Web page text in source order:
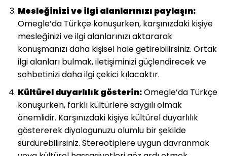
Mesleğinizi ve ilgi alanlarınızı paylaşın:
Omegle’da Türkçe konuşurken, karşınızdaki kişiye
mesleğinizi ve ilgi alanlarınızı aktararak
konuşmanızı daha kişisel hale getirebilirsiniz. Ortak
ilgi alanları bulmak, iletişiminizi güçlendirecek ve
sohbetinizi daha ilgi çekici kılacaktır.
Kültürel duyarlılık gösterin:Omegle’da Türkçe
konuşurken, farklı kültürlere saygılı olmak
önemlidir. Karşınızdaki kişiye kültürel duyarlılık
göstererek diyalogunuzu olumlu bir şekilde
sürdürebilirsiniz. Stereotiplere uygun davranmak